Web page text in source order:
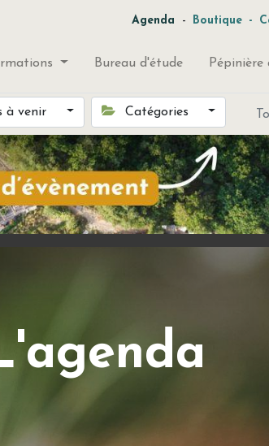
Agenda - Boutique -
Bureau d'étude Pépinière
à venir Catégories